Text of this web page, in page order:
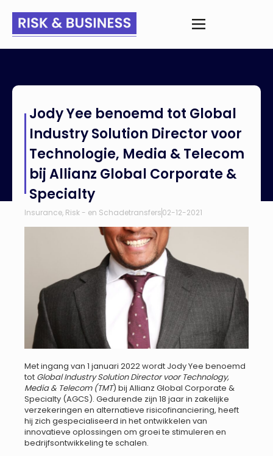
Solution Director voor Technologie, Media & Telecom bij
Allianz Global Corporate & Specialty
Jody Yee benoemd tot Global
Industry Solution Director voor
Technologie, Media & Telecom
bij Allianz Global Corporate &
Specialty
Insurance, Risk - en Schadetransfers02-12-2021
Met ingang van 1 januari 2022 wordt Jody Yee benoemd
tot Global Industry Solution Director voor Technology,
Media & Telecom (TMT) bij Allianz Global Corporate &
Specialty (AGCS). Gedurende zijn 18 jaar in zakelijke
verzekeringen en alternatieve risicofinanciering, heeft
hij zich gespecialiseerd in het ontwikkelen van
innovatieve oplossingen om groei te stimuleren en
bedrijfsontwikkeling te schalen.